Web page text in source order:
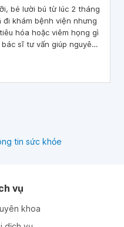
bé lười bú từ lúc 2 tháng
đi khám bệnh viện nhưng
hóa hoặc viêm họng gì
sĩ tư vấn giúp nguyên
tin sức khỏe
vụ
khoa